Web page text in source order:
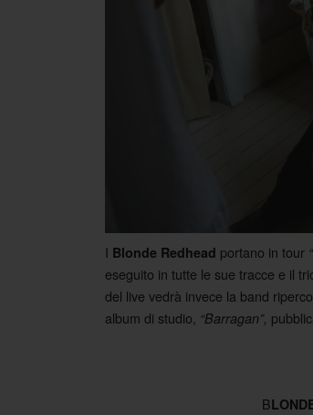
I Blonde Redhead portano in tour
eseguito in tutte le sue tracce e il
del live vedrà invece la band
album di studio, “Barragan”,
B